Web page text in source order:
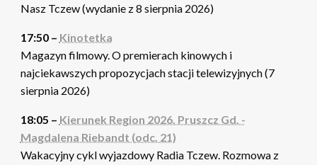
Nasz Tczew (wydanie z 8 sierpnia 2026)
17:50 – Kinotetka
Magazyn filmowy. O premierach kinowych i
najciekawszych propozycjach stacji telewizyjnych (7
sierpnia 2026)
18:05 – Kierunek Region 2026. Pruszcz Gd. -
Magdalena Riebandt (odc. 21)
Wakacyjny cykl wyjazdowy Radia Tczew. Rozmowa z